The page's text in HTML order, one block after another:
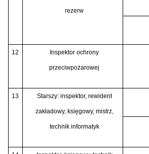
rezerw
12 Inspektor ochrony
przeciwpożarowej
13 Starszy: inspektor, rewident
zakładowy, księgowy, mistrz,
technik informatyk